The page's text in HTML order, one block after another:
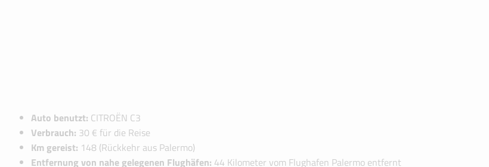
Auto benutzt: CITROËN C3
Verbrauch: 30 € für die Reise
Km gereist: 148 (Rückkehr aus Palermo)
Entfernung von nahe gelegenen Flughäfen: 44 Kilometer vom Flughafen Palermo entfernt